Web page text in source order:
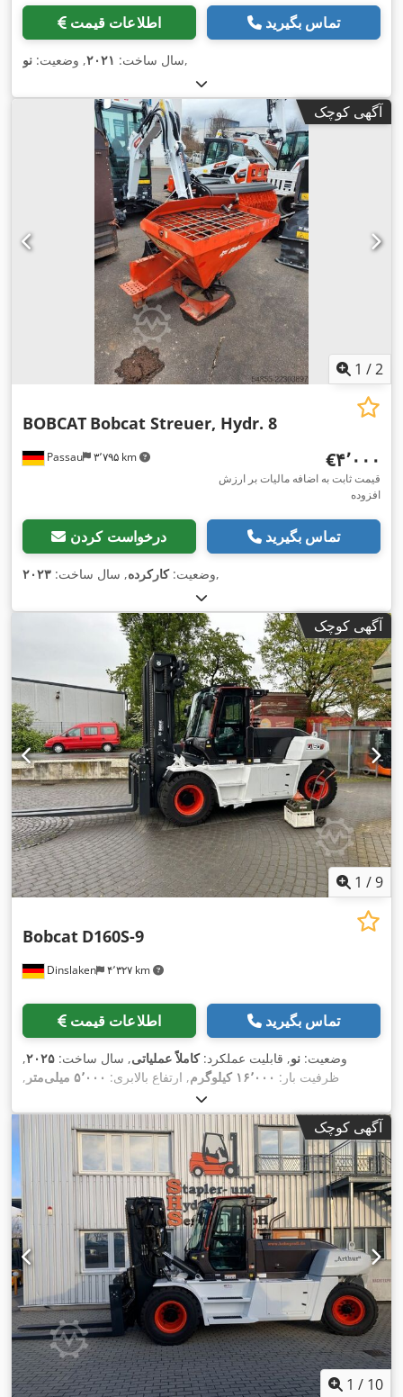
اطلاعات قیمت تماس بگیرید
سال ساخت: ۲۰۲۱, وضعیت: نو ,
آگهی کوچک
1 /2
Passau ۳٬۷۹۵ km
BOBCAT Bobcat Streuer, Hydr. 8
‎€۴٬۰۰۰
قیمت ثابت به اضافه مالیات بر ارزش
افزوده
درخواست کردن تماس بگیرید
وضعیت:کارکرده, سال ساخت: ۲۰۲۳ ,
آگهی کوچک
1 /9
Dinslaken ۴٬۳۲۷ km
Bobcat D160S-9
اطلاعات قیمت تماس بگیرید
وضعیت: نو, قابلیت عملکرد:کاملاً عملیاتی, سال ساخت: ۲۰۲۵,
ظرفیت بار: ۱۶٬۰۰۰ کیلوگرم , ارتفاع بالابری: ۵٬۰۰۰ میلی‌متر
,
, نوع سوخت:
ارتفاع سازه:۳٬۳۶۰ میلی‌متر , طول شاخک‌ها:۲٬۴۰۰ میلی‌متر
, نوع
سیستم انتقال قدرت:Diesel, آگهی کوچک
1 / 10